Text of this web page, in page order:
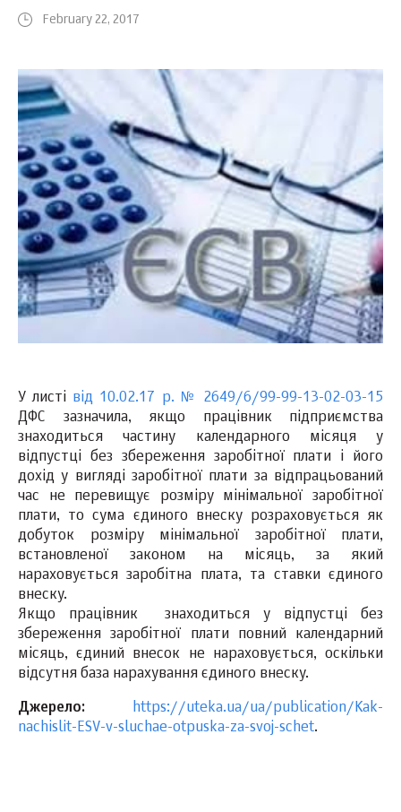
February 22, 2017
У листі від 10.02.17 р. № 2649/6/99-99-13-02-03-15
ДФС зазначила, якщо працівник підприємства
знаходиться частину календарного місяця у
відпустці без збереження заробітної плати і його
дохід у вигляді заробітної плати за відпрацьований
час не перевищує розміру мінімальної заробітної
плати, то сума єдиного внеску розраховується як
добуток розміру мінімальної заробітної плати,
встановленої законом на місяць, за який
нараховується заробітна плата, та ставки єдиного
внеску.
Якщо працівник знаходиться у відпустці без
збереження заробітної плати повний календарний
місяць, єдиний внесок не нараховується, оскільки
відсутня база нарахування єдиного внеску.
Джерело:
https://uteka.ua/ua/publication/Kak-
nachislit-ESV-v-sluchae-otpuska-za-svoj-schet.